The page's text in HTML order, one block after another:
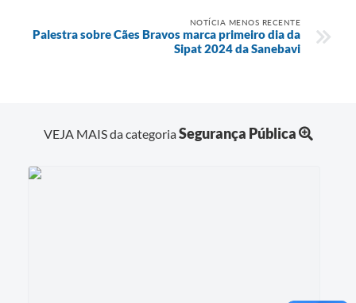
NOTÍCIA MENOS RECENTE
Palestra sobre Cães Bravos marca primeiro dia da
Sipat 2024 da Sanebavi
VEJA MAIS da categoriaSegurança Pública